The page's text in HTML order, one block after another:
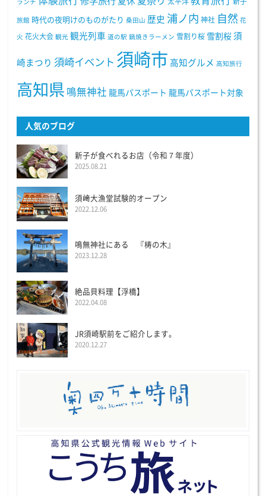
ランチ
旅館 時代の夜明けのものがたり 桑田山 歴史 浦ノ内 神社 自然 花
火 花火大会 観光 観光列車 道の駅 鍋焼きラーメン 雪割り桜 雪割桜 須
崎まつり 須崎イベント 須崎市 高知グルメ 高知旅行
高知県 鳴無神社 龍馬パスポート 龍馬パスポート対象
人気のブログ
新子が食べれるお店（令和７年度）
2025.08.21
須﨑大漁堂試験的オープン
2022.12.06
鳴無神社にある 『梼の木』
2023.12.28
絶品貝料理【浮橋】
2022.04.08
JR須崎駅前をご紹介します。
2020.12.27